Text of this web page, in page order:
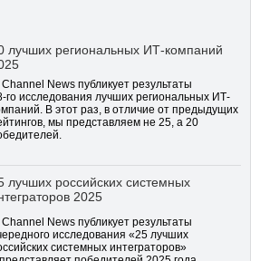
лучших региональных ИТ-компаний
Channel News публикует результаты
го исследования лучших региональных ИТ-
В этот раз, в отличие от предыдущих
мы представляем не 25, а 20
лучших российских системных
2025
Channel News публикует результаты
исследования «25 лучших
системных интеграторов»